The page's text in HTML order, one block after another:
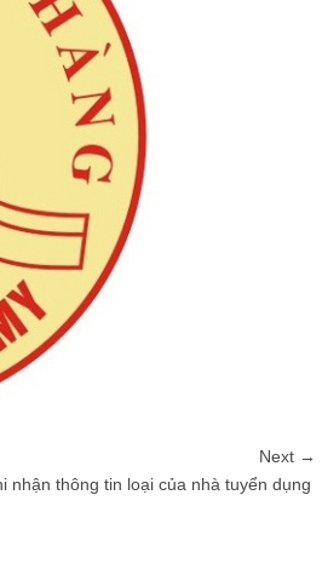
Next →
nhận thông tin loại của nhà tuyển dụng